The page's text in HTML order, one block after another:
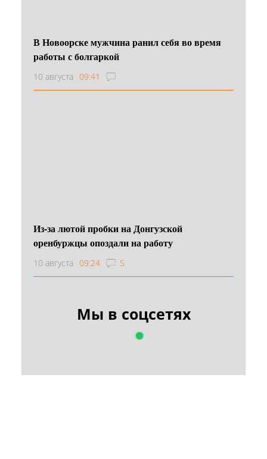
В Новоорске мужчина ранил себя во время
работы с болгаркой
10 августа 09:41
Из-за лютой пробки на Донгузской
оренбуржцы опоздали на работу
10 августа 09:24 5
Мы в соцсетях